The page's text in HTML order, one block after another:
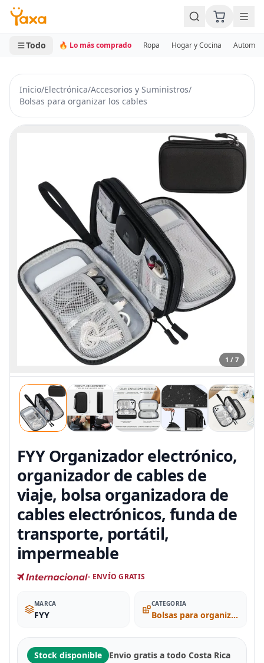
MINI CARRITO
0 productos
Todo 🔥 Lo más comprado Ropa Hogar y Cocina
Inicio/Electrónica/Accesorios y Suministros/
Bolsas para organizar los cables
1 / 7
FYY Organizador electrónico,
organizador de cables de
viaje, bolsa organizadora de
cables electrónicos, funda de
transporte, portátil,
impermeable
- ENVÍO GRATIS
MARCA
FYY
CATEGORIA
Bolsas para organizar los cables
Stock disponible Envio gratis a todo Costa Rica